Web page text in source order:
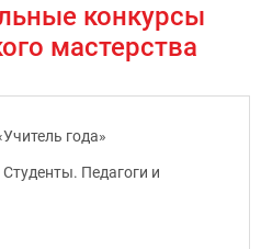
конкурсы
мастерства
года»
Педагоги и